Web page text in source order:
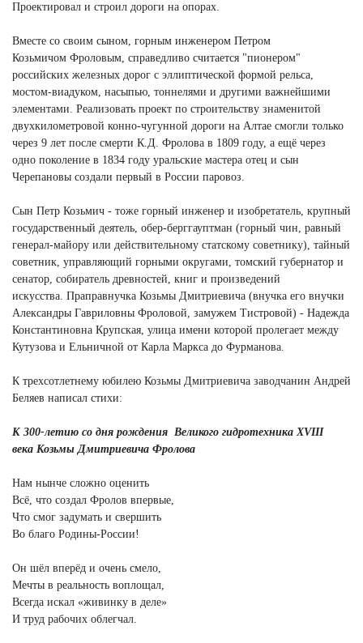
Проектировал и строил дороги на опорах.
Вместе со своим сыном, горным инженером Петром
Козьмичом Фроловым, справедливо считается "пионером"
российских железных дорог с эллиптической формой рельса,
мостом-виадуком, насыпью, тоннелями и другими важнейшими
элементами. Реализовать проект по строительству знаменитой
двухкилометровой конно-чугунной дороги на Алтае смогли только
через 9 лет после смерти К.Д. Фролова в 1809 году, а ещё через
одно поколение в 1834 году уральские мастера отец и сын
Черепановы создали первый в России паровоз.
Сын Петр Козьмич - тоже горный инженер и изобретатель, крупный
государственный деятель, обер-берггауптман (горный чин, равный
генерал-майору или действительному статскому советнику), тайный
советник, управляющий горными округами, томский губернатор и
сенатор, собиратель древностей, книг и произведений
искусства. Праправнучка Козьмы Дмитриевича (внучка его внучки
Александры Гавриловны Фроловой, замужем Тистровой) - Надежда
Константиновна Крупская, улица имени которой пролегает между
Кутузова и Ельничной от Карла Маркса до Фурманова.
К трехсотлетнему юбилею Козьмы Дмитриевича заводчанин Андрей
Беляев написал стихи:
К 300-летию со дня рождения Великого гидротехника XVIII
века Козьмы Дмитриевича Фролова
Нам нынче сложно оценить
Всё, что создал Фролов впервые,
Что смог задумать и свершить
Во благо Родины-России!
Он шёл вперёд и очень смело,
Мечты в реальность воплощал,
Всегда искал «живинку в деле»
И труд рабочих облегчал.